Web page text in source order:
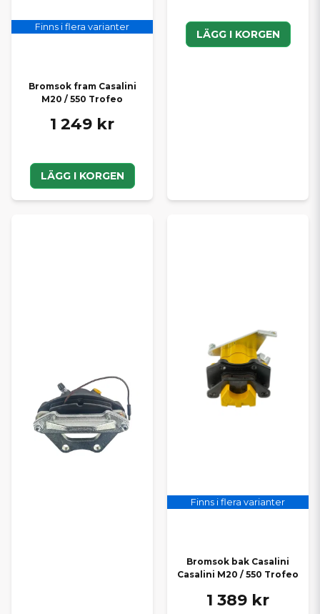
Finns i flera varianter
Bromsok fram Casalini
M20 / 550 Trofeo
1 249 kr
LÄGG I KORGEN
LÄGG I KORGEN
Finns i flera varianter
Bromsok bak Casalini
Casalini M20 / 550 Trofeo
1 389 kr